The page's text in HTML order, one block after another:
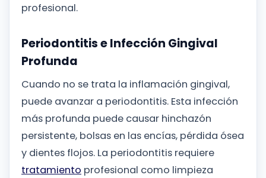
profesional.
Periodontitis e Infección Gingival
Profunda
Cuando no se trata la inflamación gingival,
puede avanzar a periodontitis. Esta infección
más profunda puede causar hinchazón
persistente, bolsas en las encías, pérdida ósea
y dientes flojos. La periodontitis requiere
tratamiento profesional como limpieza